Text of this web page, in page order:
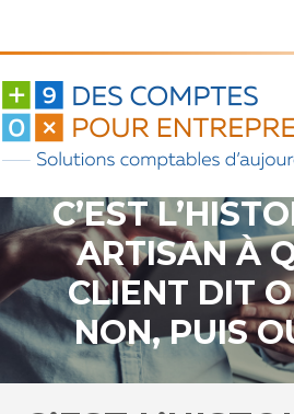
Aller
contenu
C’EST
ARTISAN À
CLIENT DIT
NON, PUIS